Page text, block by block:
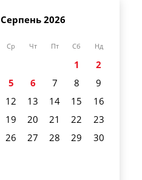
Серпень 2026
Ср Чт Пт Сб Нд
1
2
5 6 7 8
9
12 13 14 15
16
19 20 21 22
23
26 27 28 29
30